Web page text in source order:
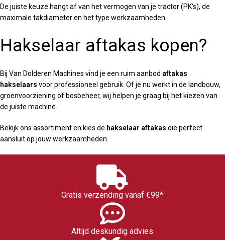
De juiste keuze hangt af van het vermogen van je tractor (PK’s), de
maximale takdiameter en het type werkzaamheden.
Hakselaar aftakas kopen?
Bij Van Dolderen Machines vind je een ruim aanbod aftakas
hakselaars voor professioneel gebruik. Of je nu werkt in de landbouw,
groenvoorziening of bosbeheer, wij helpen je graag bij het kiezen van
de juiste machine.
Bekijk ons assortiment en kies de hakselaar aftakas die perfect
aansluit op jouw werkzaamheden.
Gratis verzending vanaf €99*
Altijd deskundig advies